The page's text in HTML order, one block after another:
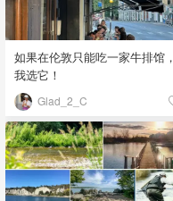
如果在伦敦只能吃一家牛排馆，
我选它！
Glad_2_C